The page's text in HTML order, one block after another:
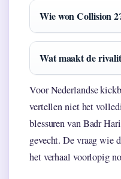
Wie won Collision
Wat maakt de
Voor Nederlandse
vertellen niet het
blessuren van Badr
gevecht. De vraag wie
het verhaal voorlopig